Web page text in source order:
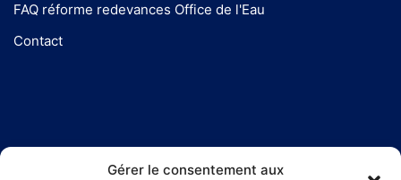
Gérer le consentement aux
FAQ réforme redevances Office de l'Eau
Contact